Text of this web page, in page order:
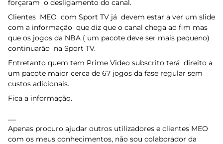
forçaram o desligamento do canal.
Clientes MEO com Sport TV já devem estar a ver um slide
com a informação que diz que o canal chega ao fim mas
que os jogos da NBA ( um pacote deve ser mais pequeno)
continuarão na Sport TV.
Entretanto quem tem Prime Video subscrito terá direito a
um pacote maior cerca de 67 jogos da fase regular sem
custos adicionais.
Fica a informação.
Apenas procuro ajudar outros utilizadores e clientes MEO
com os meus conhecimentos, não sou colaborador da